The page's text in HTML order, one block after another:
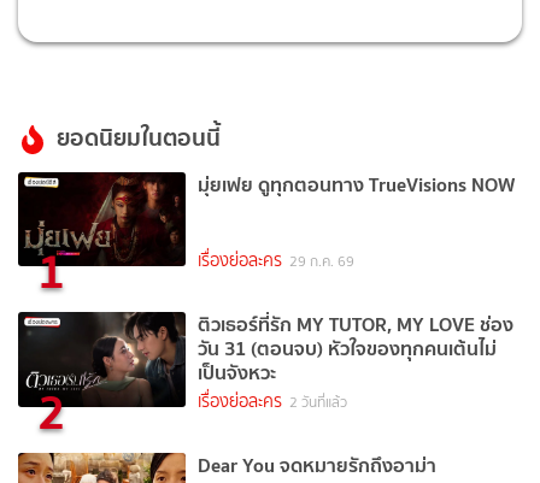
ยอดนิยมในตอนนี้
1
มุ่ยเฟย ดูทุกตอนทาง TrueVisions NOW
เรื่องย่อละคร 29 ก.ค. 69
2
ติวเธอร์ที่รัก MY TUTOR, MY LOVE ช่อง
วัน 31 (ตอนจบ) หัวใจของทุกคนเต้นไม่
เป็นจังหวะ
เรื่องย่อละคร 2 วันที่แล้ว
Dear You จดหมายรักถึงอาม่า